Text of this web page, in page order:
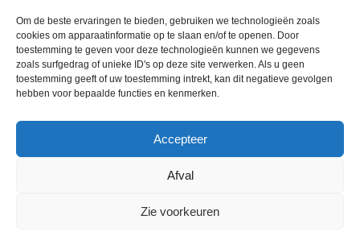
Om de beste ervaringen te bieden, gebruiken we technologieën zoals
cookies om apparaatinformatie op te slaan en/of te openen. Door
toestemming te geven voor deze technologieën kunnen we gegevens
zoals surfgedrag of unieke ID's op deze site verwerken. Als u geen
toestemming geeft of uw toestemming intrekt, kan dit negatieve gevolgen
hebben voor bepaalde functies en kenmerken.
Accepteer
Afval
Zie voorkeuren
Privacybeleid2025 Domintell SA